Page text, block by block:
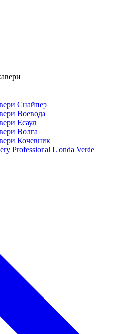
Снайпер
Воевода
Есаул
Волга
Кочевник
Professional L'onda Verde